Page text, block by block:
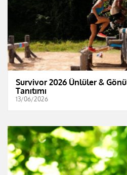
Survivor 2026 Ünlüler &
Tanıtımı
13/06/2026